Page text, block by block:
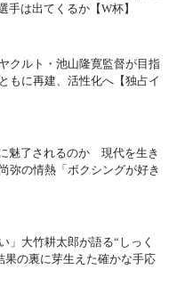
手は出てくるか【W杯】
クルト・池山隆寛監督が目指
に再建、活性化へ【独占イ
魅了されるのか 現代を生き
弥の情熱「ボクシングが好き
」大竹耕太郎が語る“しっく
の裏に芽生えた確かな手応